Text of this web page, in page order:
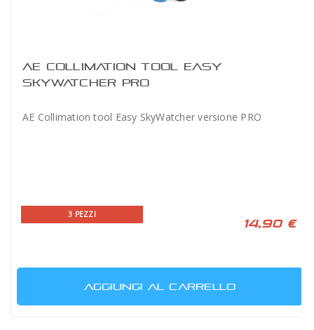
AE COLLIMATION TOOL EASY
SKYWATCHER PRO
AE Collimation tool Easy SkyWatcher versione PRO
3 PEZZI
14,90 €
AGGIUNGI AL CARRELLO